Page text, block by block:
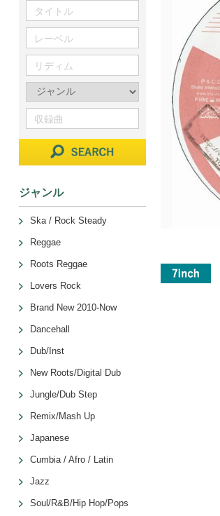
ジャンル
Ska / Rock Steady
Reggae
Roots Reggae
Lovers Rock
Brand New 2010-Now
Dancehall
Dub/Inst
New Roots/Digital Dub
Jungle/Dub Step
Remix/Mash Up
Japanese
Cumbia / Afro / Latin
Jazz
Soul/R&B/Hip Hop/Pops